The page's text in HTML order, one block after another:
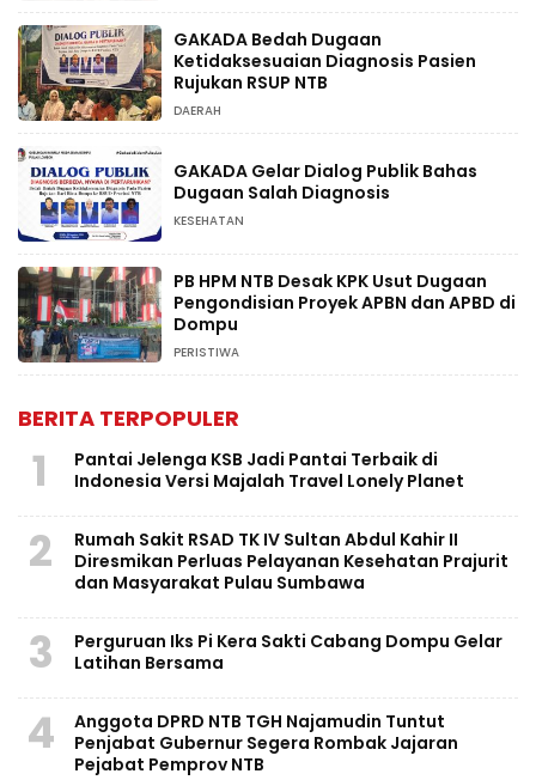
GAKADA Bedah Dugaan
Ketidaksesuaian Diagnosis Pasien
Rujukan RSUP NTB
DAERAH
GAKADA Gelar Dialog Publik Bahas
Dugaan Salah Diagnosis
KESEHATAN
PB HPM NTB Desak KPK Usut Dugaan
Pengondisian Proyek APBN dan APBD di
Dompu
PERISTIWA
BERITA TERPOPULER
1
Pantai Jelenga KSB Jadi Pantai Terbaik di
Indonesia Versi Majalah Travel Lonely Planet
2
Rumah Sakit RSAD TK IV Sultan Abdul Kahir II
Diresmikan Perluas Pelayanan Kesehatan Prajurit
dan Masyarakat Pulau Sumbawa
3
Perguruan Iks Pi Kera Sakti Cabang Dompu Gelar
Latihan Bersama
4
Anggota DPRD NTB TGH Najamudin Tuntut
Penjabat Gubernur Segera Rombak Jajaran
Pejabat Pemprov NTB